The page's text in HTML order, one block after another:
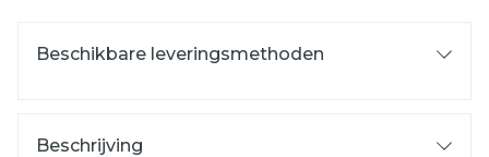
Beschikbare leveringsmethoden
Beschrijving